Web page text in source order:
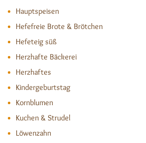
Hauptspeisen
Hefefreie Brote & Brötchen
Hefeteig süß
Herzhafte Bäckerei
Herzhaftes
Kindergeburtstag
Kornblumen
Kuchen & Strudel
Löwenzahn